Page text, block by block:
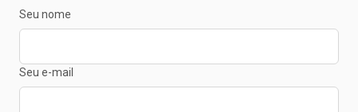
Seu nome
Seu e-mail